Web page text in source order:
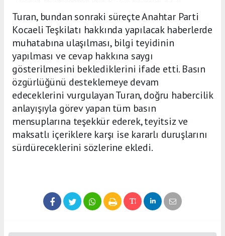
Turan, bundan sonraki süreçte Anahtar Parti
Kocaeli Teşkilatı hakkında yapılacak haberlerde
muhatabına ulaşılması, bilgi teyidinin
yapılması ve cevap hakkına saygı
gösterilmesini beklediklerini ifade etti. Basın
özgürlüğünü desteklemeye devam
edeceklerini vurgulayan Turan, doğru habercilik
anlayışıyla görev yapan tüm basın
mensuplarına teşekkür ederek, teyitsiz ve
maksatlı içeriklere karşı ise kararlı duruşlarını
sürdüreceklerini sözlerine ekledi.